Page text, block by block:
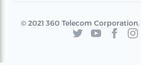
© 2021 360 Telecom